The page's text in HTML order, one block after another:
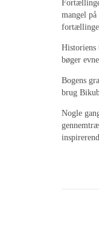
mangel
Historiens
bøger
Bogens
brug
Nogle